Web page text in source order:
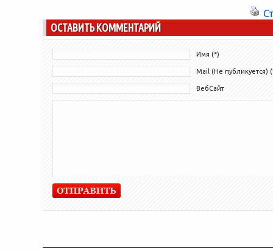
ОСТАВИТЬ КОММЕНТАРИЙ
Имя (*)
Mail (Не публикуется)
ВебСайт